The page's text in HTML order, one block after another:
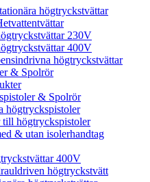
högtryckstvättar
230V
400V
högtryckstvättar
& Spolrör
& Spolrör
högtryckspistoler
till högtryckspistoler
& utan isolerhandtag
400V
högtryckstvätt